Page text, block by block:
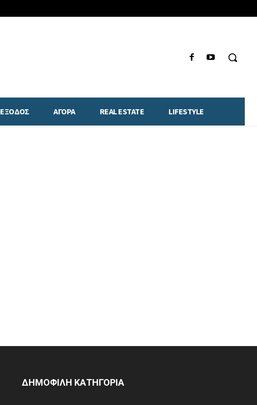
ΕΞΟΔΟΣ ΑΓΟΡΑ REAL ESTATE LIFESTYLE
ΔΗΜΟΦΙΛΗ ΚΑΤΗΓΟΡΙΑ